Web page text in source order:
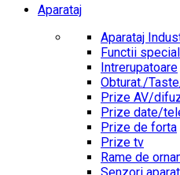
Aparataj
Aparataj
Functii
Intrerupatoare
Obturat./
Prize AV/
Prize date/
Prize de forta
Prize tv
Rame de